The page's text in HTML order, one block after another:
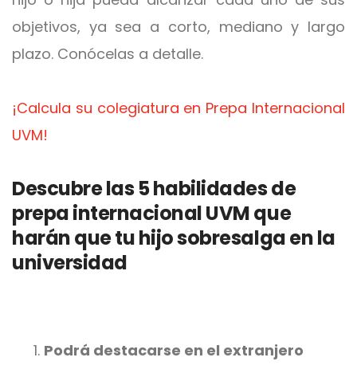
objetivos, ya sea a corto, mediano y largo
plazo. Conócelas a detalle.
¡Calcula su colegiatura en Prepa Internacional
UVM!
Descubre las 5 habilidades de
prepa internacional UVM que
harán que tu hijo sobresalga en la
universidad
Podrá destacarse en el extranjero